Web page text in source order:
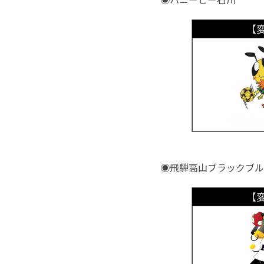
◉飛騨高山ブラックブ